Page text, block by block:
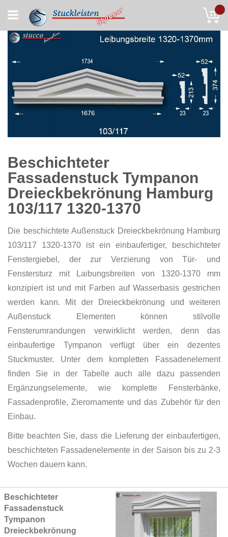
to
Content
Beschichteter
Fassadenstuck Tympanon
Dreieckbekrönung Hamburg
103/117 1320-1370
Die beschichtete Außenstuck Dreieckbekrönung Hamburg
103/117 1320-1370 ist ein einbaufertiger, beschichteter
Fenstergiebel, der zur Verzierung von Tür- und
Fenstersturz mit Laibungsbreiten von 1320-1370 mm
konzipiert ist und mit Farben auf Wasserbasis gestrichen
werden kann. Mit der Dreieckbekrönung und weiteren
Außenstuck Elementen können stilvolle
Fensterumrandungen verwirklicht werden, denn das
einbaufertige Tympanon verfügt über ein dezentes
Stuckmuster. Unter dem kompletten Fassadenelement
finden Sie in der Tabelle auch alle dazu passenden
Ergänzungselemente, wie komplette Fensterbänke,
Fassadenprofile, Zierornamente und das Zubehör für den
Einbau.
Bitte beachten Sie, dass die Lieferung der einbaufertigen,
beschichteten Fassadenelemente in der Saison bis zu 2-3
Wochen dauern kann.
Grouped
product
items
Beschichteter
Fassadenstuck
Tympanon
Dreieckbekrönung